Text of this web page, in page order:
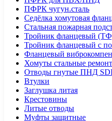
ПФРК чугун.сталь
Седёлка хомутовая
Стальная пожарная
Тройник фланцевый
Тройник фланцевый с
Фланцевый
Хомуты стальные
Отводы гнутые ПНД
Втулки
Заглушка литая
Крестовины
Литые отводы
Муфты защитные